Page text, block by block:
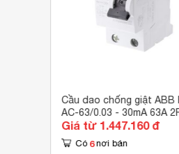
Cầu dao chống giật ABB
AC-63/0.03 - 30mA 63A
Giá từ 1.447.160 đ
Có 6 nơi bán